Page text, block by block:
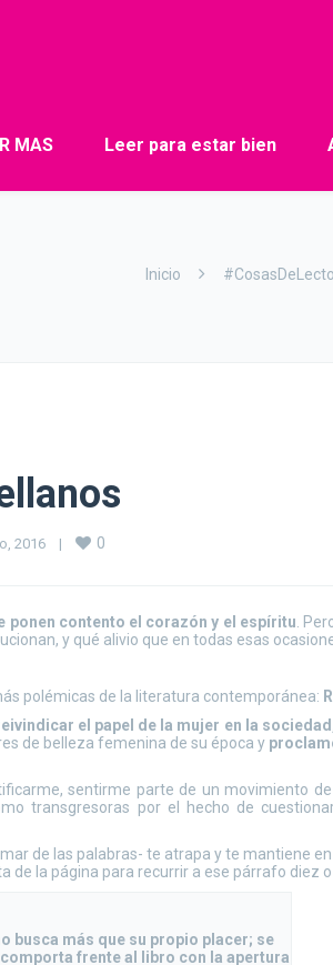
MAS Leer para estar bien
Inicio
2016 | 0
ponen contento el corazón y el espíritu .
y qué alivio que en todas esas
polémicas de la literatura contemporánea:
el papel de la mujer en la
de belleza femenina de su época y
sentirme parte de un movimiento
transgresoras por el hecho de
de las palabras- te atrapa y te mantiene
de la página para recurrir a ese párrafo diez
busca más que su propio placer; se
frente al libro con la apertura